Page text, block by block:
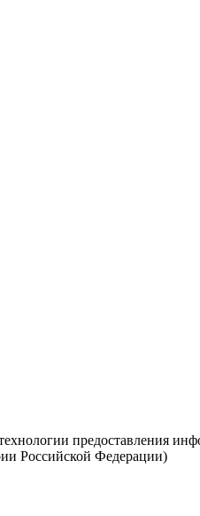
предоставления
Российской Федерации)